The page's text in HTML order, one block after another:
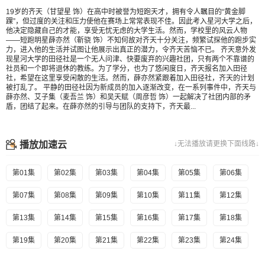
19岁的齐天（甘望星 饰）在高中时被誉为短跑天才，拥有令人瞩目的“黄金脚
踝”，但过度的关注和压力使他在赛场上常常表现不佳。因此考入星河大学之后，
他决定隐藏自己的才能，享受无忧无虑的大学生活。然而，学校里的风云人物
——短跑明星薛亦然（靳骁 饰）不知何故对齐天十分关注，频繁试探他的跑步实
力，进入他的生活并试图让他展示出真正的潜力，令齐天苦恼不已。 齐天意外发
现星河大学的田径社是一个无人问津、快要废弃的兴趣社团，只有两个不靠谱的
社员和一个即将退休的教练。为了学分，也为了悠闲度日，齐天报名加入田径
社，希望在这里享受闲散的生活。然而，薛亦然紧跟着加入田径社，齐天的计划
被打乱了。 平静的田径社因为新成员的加入逐渐改变，在一系列事件中，齐天与
薛亦然、艾子集（麦吾兰 饰）和吴天赋（周彦哲 饰）一起解决了社团内部的矛
盾，团结了起来。在薛亦然的引导与团队的支持下，齐天最...
↓无法播放请更换下面线路↓
播放加速云
第01集 第02集 第03集 第04集 第05集 第06集
第07集 第08集 第09集 第10集 第11集 第12集
第13集 第14集 第15集 第16集 第17集 第18集
第19集 第20集 第21集 第22集 第23集 第24集